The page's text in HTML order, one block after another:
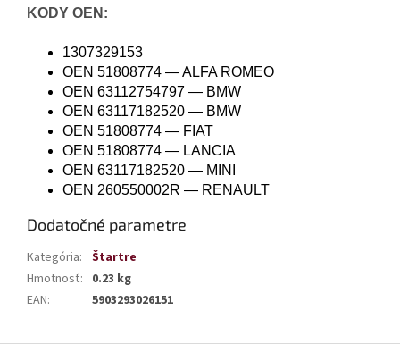
KODY OEN:
1307329153
OEN 51808774 — ALFA ROMEO
OEN 63112754797 — BMW
OEN 63117182520 — BMW
OEN 51808774 — FIAT
OEN 51808774 — LANCIA
OEN 63117182520 — MINI
OEN 260550002R — RENAULT
Dodatočné parametre
Kategória: Štartre
Hmotnosť: 0.23 kg
EAN: 5903293026151